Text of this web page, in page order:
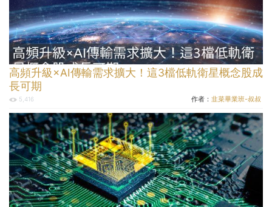
高頻升級×AI傳輸需求擴大！這3檔低軌衛星概念股成
長可期
5,416 作者： 韭菜畢業班-叔叔